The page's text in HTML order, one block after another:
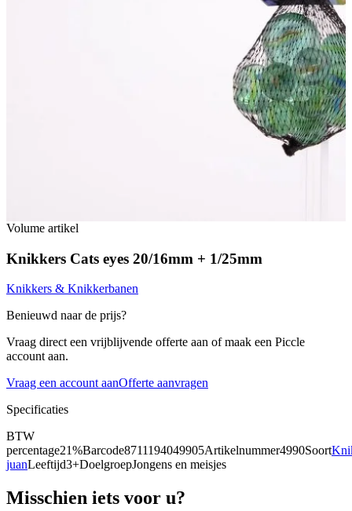
Volume artikel
Knikkers Cats eyes 20/16mm + 1/25mm
Knikkers & Knikkerbanen
Benieuwd naar de prijs?
Vraag direct een vrijblijvende offerte aan of maak een Piccle
account aan.
Vraag een account aanOfferte aanvragen
Specificaties
BTW
percentage21%Barcode8711194049905Artikelnummer4990Soort
juanLeeftijd3+DoelgroepJongens en meisjes
Misschien iets voor u?